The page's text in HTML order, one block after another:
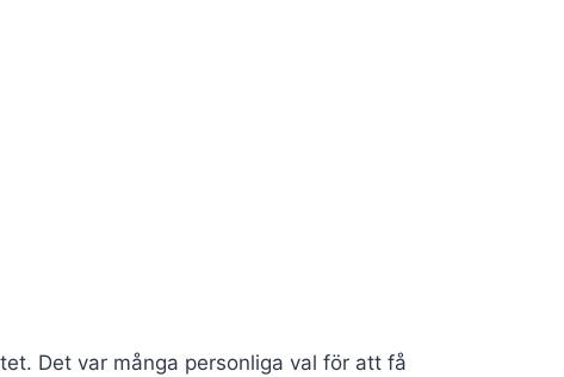
Det var många personliga val för att få